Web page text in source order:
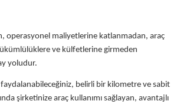
operasyonel maliyetlerine katlanmadan, araç
ve külfetlerine girmeden
yoludur.
belirli bir kilometre ve sabit
şirketinize araç kullanımı sağlayan, avantajlı